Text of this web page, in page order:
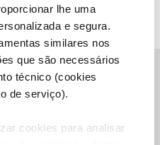
lhe uma
e segura.
similares nos
que são necessários
técnico (cookies
de serviço).
cookies para analisar
privada.
relevante. Marque
nos melhores comentários.